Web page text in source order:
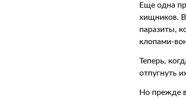
Еще одна
хищников. В
паразиты,
клопами-
Теперь,
отпугнуть
Но прежде